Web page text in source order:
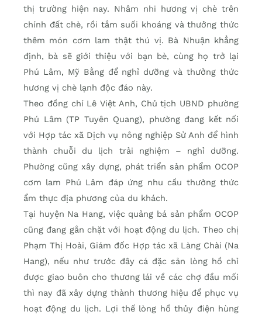
thị trường hiện nay. Nhâm nhi hương vị chè trên
chính đất chè, rồi tắm suối khoáng và thưởng thức
thêm món cơm lam thật thú vị. Bà Nhuận khẳng
định, bà sẽ giới thiệu với bạn bè, cùng họ trở lại
Phú Lâm, Mỹ Bằng để nghỉ dưỡng và thưởng thức
hương vị chè lạnh độc đáo này.
Theo đồng chí Lê Việt Anh, Chủ tịch UBND phường
Phú Lâm (TP Tuyên Quang), phường đang kết nối
với Hợp tác xã Dịch vụ nông nghiệp Sử Anh để hình
thành chuỗi du lịch trải nghiệm – nghỉ dưỡng.
Phường cũng xây dựng, phát triển sản phẩm OCOP
cơm lam Phú Lâm đáp ứng nhu cầu thưởng thức
ẩm thực địa phương của du khách.
Tại huyện Na Hang, việc quảng bá sản phẩm OCOP
cũng đang gắn chặt với hoạt động du lịch. Theo chị
Phạm Thị Hoài, Giám đốc Hợp tác xã Làng Chài (Na
Hang), nếu như trước đây cá đặc sản lòng hồ chỉ
được giao buôn cho thương lái về các chợ đầu mối
thì nay đã xây dựng thành thương hiệu để phục vụ
hoạt động du lịch. Lợi thế lòng hồ thủy điện hùng